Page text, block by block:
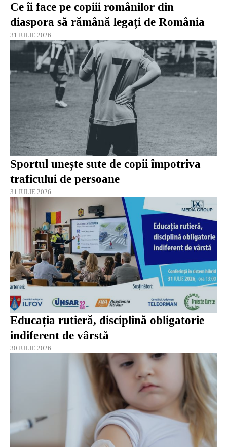
Ce îi face pe copiii românilor din
diaspora să rămână legați de România
31 IULIE 2026
Sportul unește sute de copii împotriva
traficului de persoane
31 IULIE 2026
Educația rutieră, disciplină obligatorie
indiferent de vârstă
30 IULIE 2026